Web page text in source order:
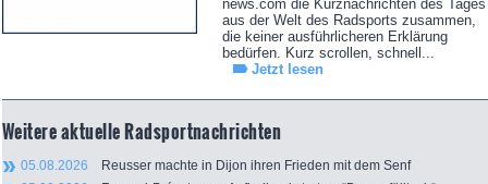
news.com die Kurznachrichten des Tages
aus der Welt des Radsports zusammen,
die keiner ausführlicheren Erklärung
bedürfen. Kurz scrollen, schnell...
Jetzt lesen
Weitere aktuelle Radsportnachrichten
05.08.2026 Reusser machte in Dijon ihren Frieden mit dem Senf